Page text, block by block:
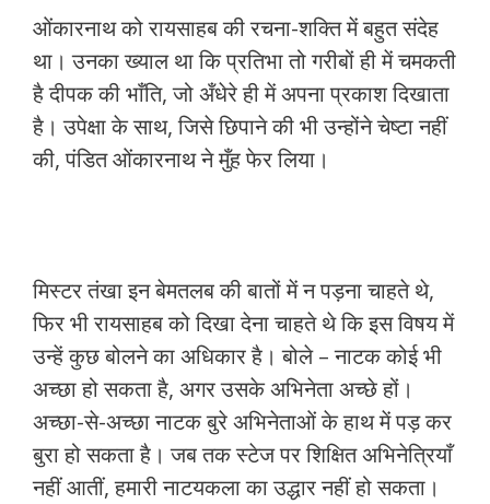
ओंकारनाथ को रायसाहब की रचना-शक्ति में बहुत संदेह
था। उनका ख्याल था कि प्रतिभा तो गरीबों ही में चमकती
है दीपक की भाँति, जो अँधेरे ही में अपना प्रकाश दिखाता
है। उपेक्षा के साथ, जिसे छिपाने की भी उन्होंने चेष्टा नहीं
की, पंडित ओंकारनाथ ने मुँह फेर लिया।
मिस्टर तंखा इन बेमतलब की बातों में न पड़ना चाहते थे,
फिर भी रायसाहब को दिखा देना चाहते थे कि इस विषय में
उन्हें कुछ बोलने का अधिकार है। बोले – नाटक कोई भी
अच्छा हो सकता है, अगर उसके अभिनेता अच्छे हों।
अच्छा-से-अच्छा नाटक बुरे अभिनेताओं के हाथ में पड़ कर
बुरा हो सकता है। जब तक स्टेज पर शिक्षित अभिनेत्रियाँ
नहीं आतीं, हमारी नाटयकला का उद्धार नहीं हो सकता।